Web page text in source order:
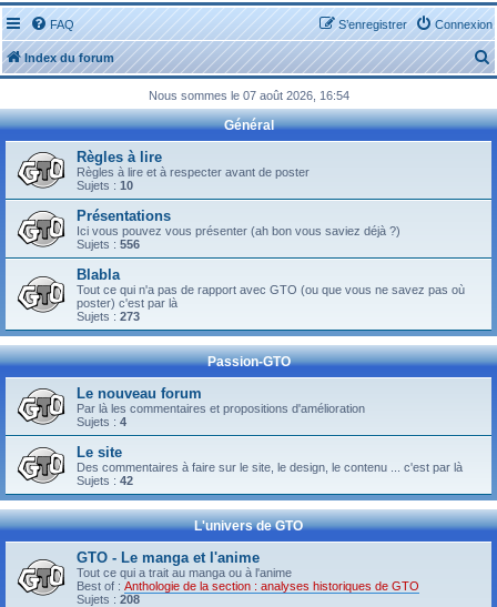
FAQ Connexion
S’enregistrer
Index du forum
e
c
Nous sommes le 07 août 2026, 16:54
Général
Règles à lire
Règles à lire et à respecter avant de poster
Sujets : 10
Présentations
Ici vous pouvez vous présenter (ah bon vous saviez déjà ?)
Sujets : 556
Blabla
Tout ce qui n'a pas de rapport avec GTO (ou que vous ne savez pas où
poster) c'est par là
Sujets : 273
Passion-GTO
Le nouveau forum
Par là les commentaires et propositions d'amélioration
Sujets : 4
Le site
Des commentaires à faire sur le site, le design, le contenu ... c'est par là
Sujets : 42
L'univers de GTO
GTO - Le manga et l'anime
Tout ce qui a trait au manga ou à l'anime
Best of : Anthologie de la section : analyses historiques de GTO
Sujets : 208